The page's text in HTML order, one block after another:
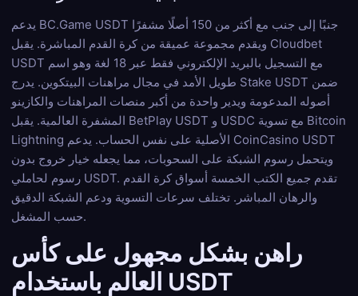
يدعم BC.Game USDT جنبًا إلى جنب مع أكثر من 150 أصلًا مشفرًا
ويقدم مجموعة عميقة من كرة القدم المباشرة. يقبل Cloudbet
USDT مع التسجيل بالبريد الإلكتروني فقط عبر 18 لغة وهو اسم
طويل الأمد في مجال مراهنات البيتكوين. يدرج Stake USDT ضمن
أصوله المدعومة ويدير واحدة من أكبر منصات المراهنات والكازينو
المشفرة العالمية. يقبل BetPlay USDT و USDC مع تسوية Bitcoin
Lightning الأصلية على نفس الحساب. يدعم CoinCasino USDT
ويتحمل رسوم الشبكة على السحوبات، مما يجعله خيار خروج بدون
رسوم لحاملي USDT. تقدم جميع الكتب الخمسة أسواق كرة القدم
والرهان المباشر. تختلف سرعات التسوية ودعم الشبكة الدقيق
حسب المشغل.
راهن بشكل مجهول على كأس
العالم باستخدام USDT